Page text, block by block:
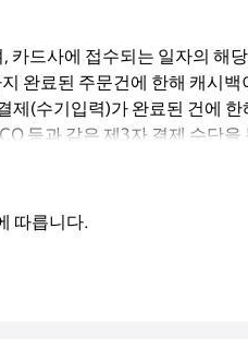
카드사에 접수되는 일자의 해
완료된 주문건에 한해 캐시백
제(수기입력)가 완료된 건에
등과 같은 제3자 결제 수단
따릅니다.